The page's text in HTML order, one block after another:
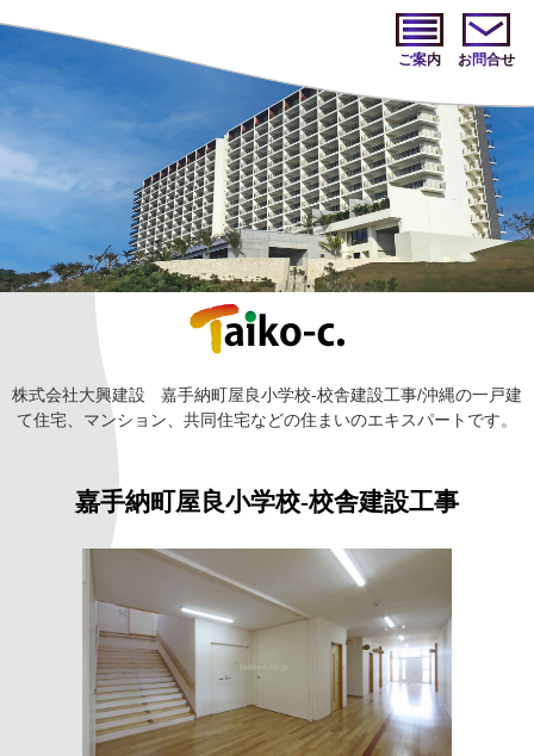
ご案内 お問合せ
株式会社大興建設
嘉手納町屋良小学校-校舎建設工事/沖縄の一戸建
て住宅、マンション、共同住宅などの住まいのエキスパートです。
嘉手納町屋良小学校-校舎建設工事